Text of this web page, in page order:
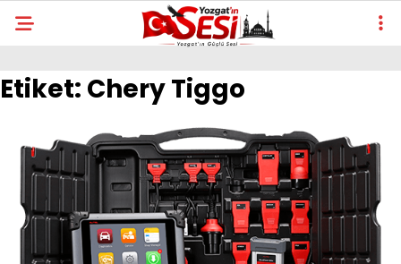
Etiket: Chery Tiggo